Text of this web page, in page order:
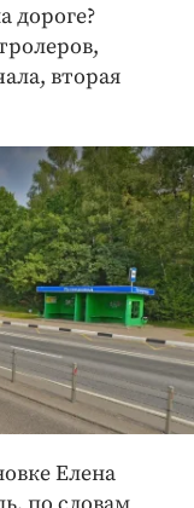
дороге?
вторая
Елена